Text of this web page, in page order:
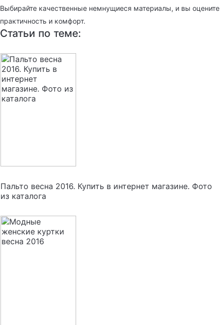
Выбирайте качественные немнущиеся материалы, и вы оцените
практичность и комфорт.
Статьи по теме:
Пальто весна 2016. Купить в интернет магазине. Фото
из каталога